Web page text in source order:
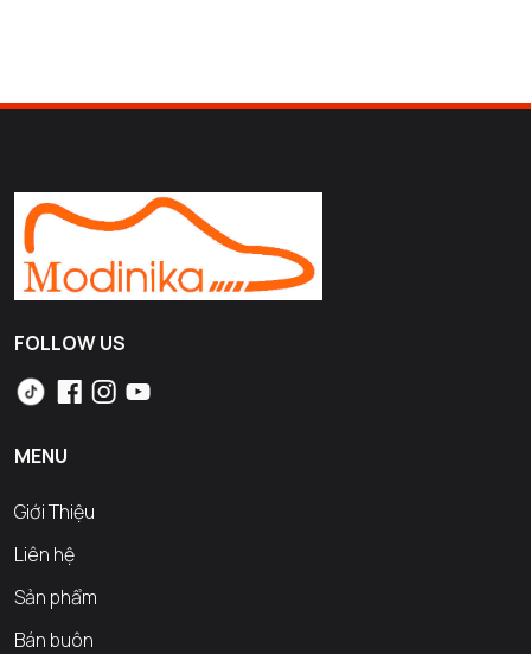
FOLLOW US
MENU
Giới Thiệu
Liên hệ
Sản phẩm
Bán buôn